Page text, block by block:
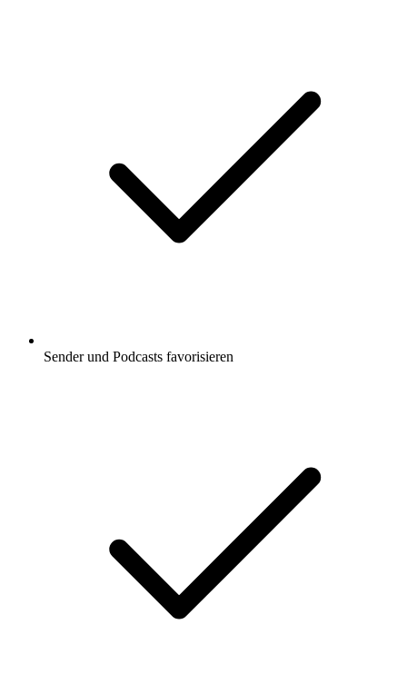
Sender und Podcasts favorisieren